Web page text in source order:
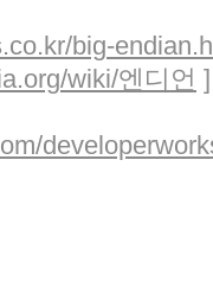
big-
wiki/엔디언 ]